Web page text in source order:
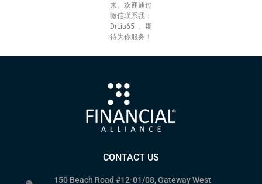
来。欢迎通过
微信联系我：
DrLiu65，期
待为你服务！
CONTACT US
150 Beach Road #12-01/08, Gateway West